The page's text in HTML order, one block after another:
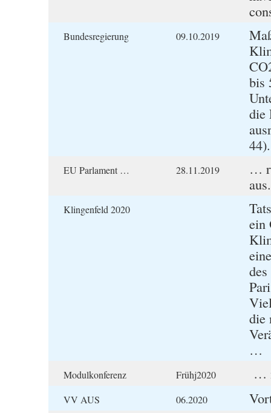
Bundesregierung 09.10.2019
bis
die
44).
EU Parlament … 28.11.2019
…
aus.
Klingenfeld 2020
ein
die
…
Modulkonferenz Frühj2020 …
VV AUS 06.2020